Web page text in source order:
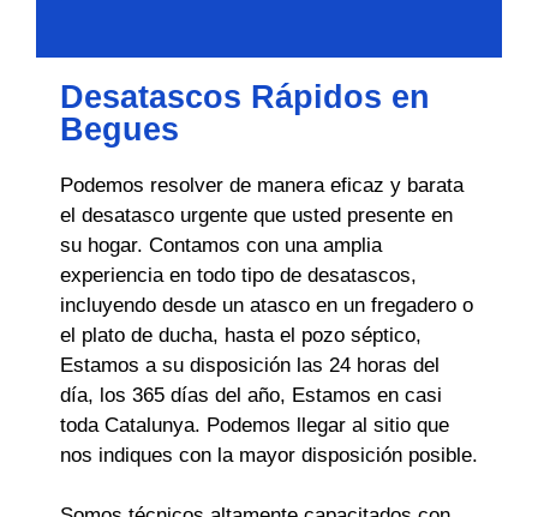
Desatascos Rápidos en
Begues
Podemos resolver de manera eficaz y barata
el desatasco urgente que usted presente en
su hogar. Contamos con una amplia
experiencia en todo tipo de desatascos,
incluyendo desde un atasco en un fregadero o
el plato de ducha, hasta el pozo séptico,
Estamos a su disposición las 24 horas del
día, los 365 días del año, Estamos en casi
toda Catalunya. Podemos llegar al sitio que
nos indiques con la mayor disposición posible.